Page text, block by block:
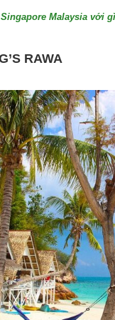
Malaysia với
RAWA